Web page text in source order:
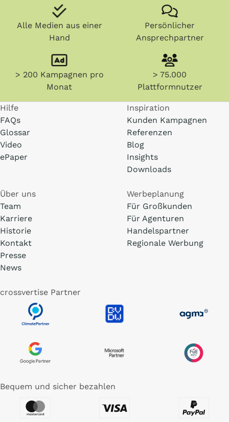
Alle Medien aus einer
Hand
Persönlicher
Ansprechpartner
> 200 Kampagnen pro
Monat
> 75.000
Plattformnutzer
Hilfe
FAQs
Glossar
Video
ePaper
Inspiration
Kunden Kampagnen
Referenzen
Blog
Insights
Downloads
Über uns
Team
Karriere
Historie
Kontakt
Presse
News
Werbeplanung
Für Großkunden
Für Agenturen
Handelspartner
Regionale Werbung
crossvertise Partner
Bequem und sicher bezahlen